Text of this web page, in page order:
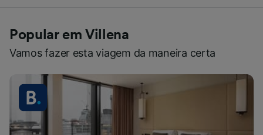
Popular em Villena
Vamos fazer esta viagem da maneira certa